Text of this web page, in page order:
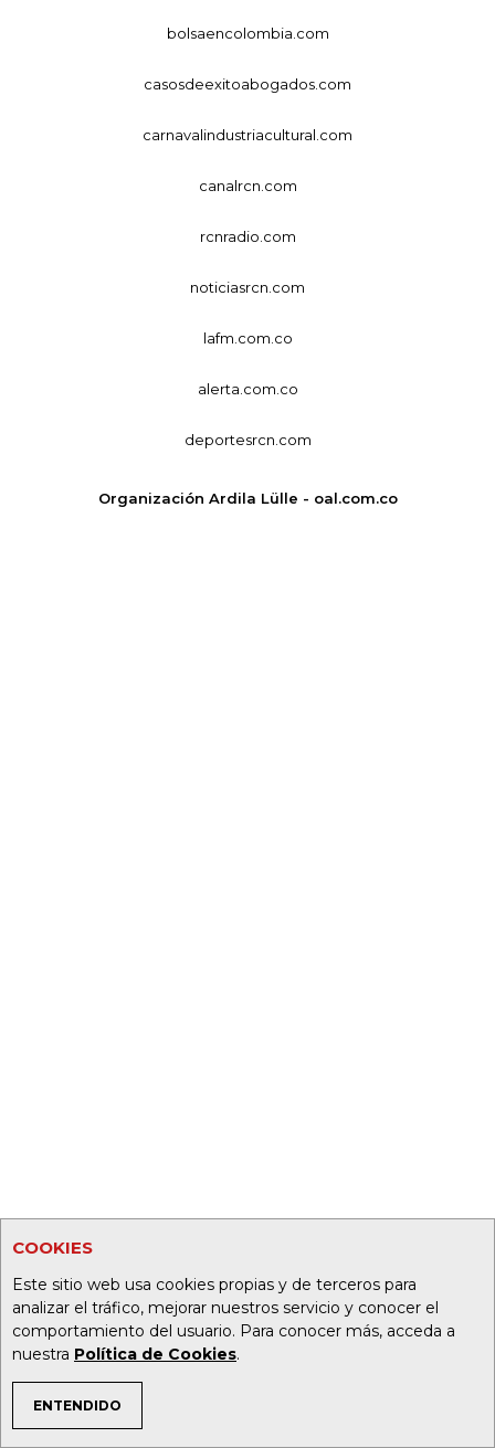
COOKIES
Este sitio web usa cookies propias y de terceros para
analizar el tráfico, mejorar nuestros servicio y conocer el
comportamiento del usuario. Para conocer más, acceda a
nuestra Política de Cookies.
ENTENDIDO
TEMAS DE INTERÉS
bolsaencolombia.com
casosdeexitoabogados.com
carnavalindustriacultural.com
canalrcn.com
rcnradio.com
noticiasrcn.com
lafm.com.co
alerta.com.co
deportesrcn.com
Organización Ardila Lülle - oal.com.co